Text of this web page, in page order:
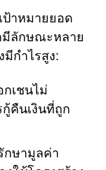
ป้าหมายยอด
มีลักษณะหลาย
มีกำไรสูง:
เชนไม่
คืนเงินที่ถูก
กษามูลค่า